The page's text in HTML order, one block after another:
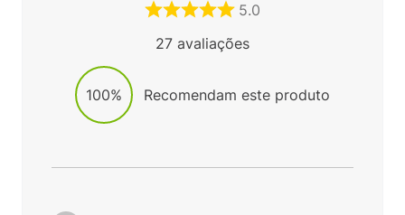
5.0
27 avaliações
100% Recomendam este produto